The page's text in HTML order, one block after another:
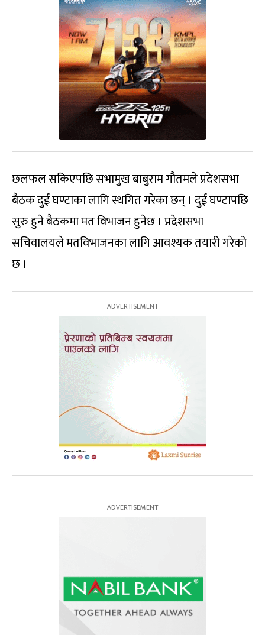
छलफल सकिएपछि सभामुख बाबुराम गौतमले प्रदेशसभा
बैठक दुई घण्टाका लागि स्थगित गरेका छन् । दुई घण्टापछि
सुरु हुने बैठकमा मत विभाजन हुनेछ । प्रदेशसभा
सचिवालयले मतविभाजनका लागि आवश्यक तयारी गरेको
छ ।